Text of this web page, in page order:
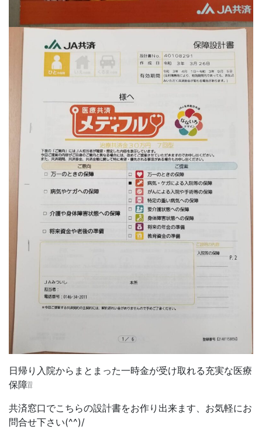
日帰り入院からまとまった一時金が受け取れる充実な医療
保障❕❕
共済窓口でこちらの設計書をお作り出来ます、お気軽にお
問合せ下さい(^^)/